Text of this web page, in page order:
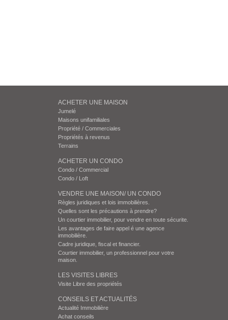
ACHETER UNE MAISON
Jumelé
Maisons unifamiliales
Propriété / Commerciales
Propriétés à revenus
Terrains
ACHETER UN CONDO
Condo / Commercial
Condo / Loft
VENDRE UNE MAISON/ UN CONDO
Règles juridiques et lois immobilières.
Quelles sont les précautions à prendre?
Un courtier immobilier, pour vendre en toute sécurite.
Les avantages de faire appel é une agence
immobilière.
Cadre juridique, fiscal et financier.
Courtier immobilier, un professionnel pour votre
maison.
LES VISITES LIBRES
Visite Libre des propriétés
CONSEILS ET ACTUALITÉS
Actualité Immobilière
Achat conseils